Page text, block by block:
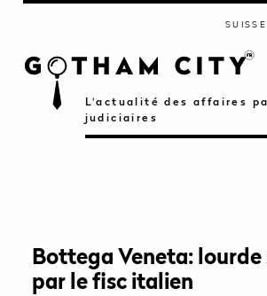
L'actualité des affaires
judiciaires
SUISSE
Bottega Veneta: lourde
par le fisc italien